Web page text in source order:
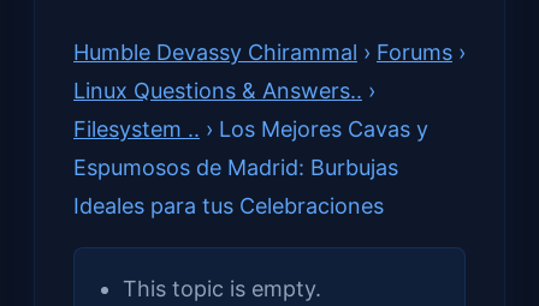
Humble Devassy Chirammal › Forums ›
Linux Questions & Answers.. ›
Filesystem .. › Los Mejores Cavas y
Espumosos de Madrid: Burbujas
Ideales para tus Celebraciones
This topic is empty.